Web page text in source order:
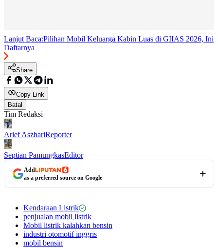
Lanjut Baca:Pilihan Mobil Keluarga Kabin Luas di GIIAS 2026, Ini
Daftarnya
Share
Copy Link
Batal
Tim Redaksi
Arief AszhariReporter
Septian PamungkasEditor
Add
as a preferred source on Google
Kendaraan Listrik
penjualan mobil listrik
Mobil listrik kalahkan bensin
industri otomotif inggris
mobil bensin